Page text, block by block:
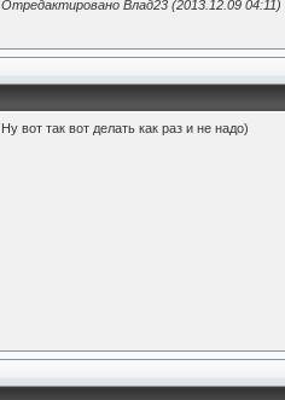
24
25
26
35
36
}
Отредактировано Влад23 (2013.12.09 04:11)
Ну вот так вот делать как раз и не надо)